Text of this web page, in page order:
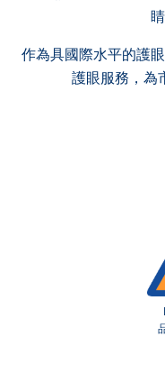
作為具國際水平的護
護眼服務，為